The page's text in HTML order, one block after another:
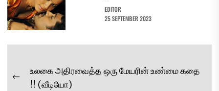
EDITOR
25 SEPTEMBER 2023
Post
navigation
Previous
உலகை அதிரவைத்த ஒரு மேயரின் உண்மை கதை
!! (வீடியோ)